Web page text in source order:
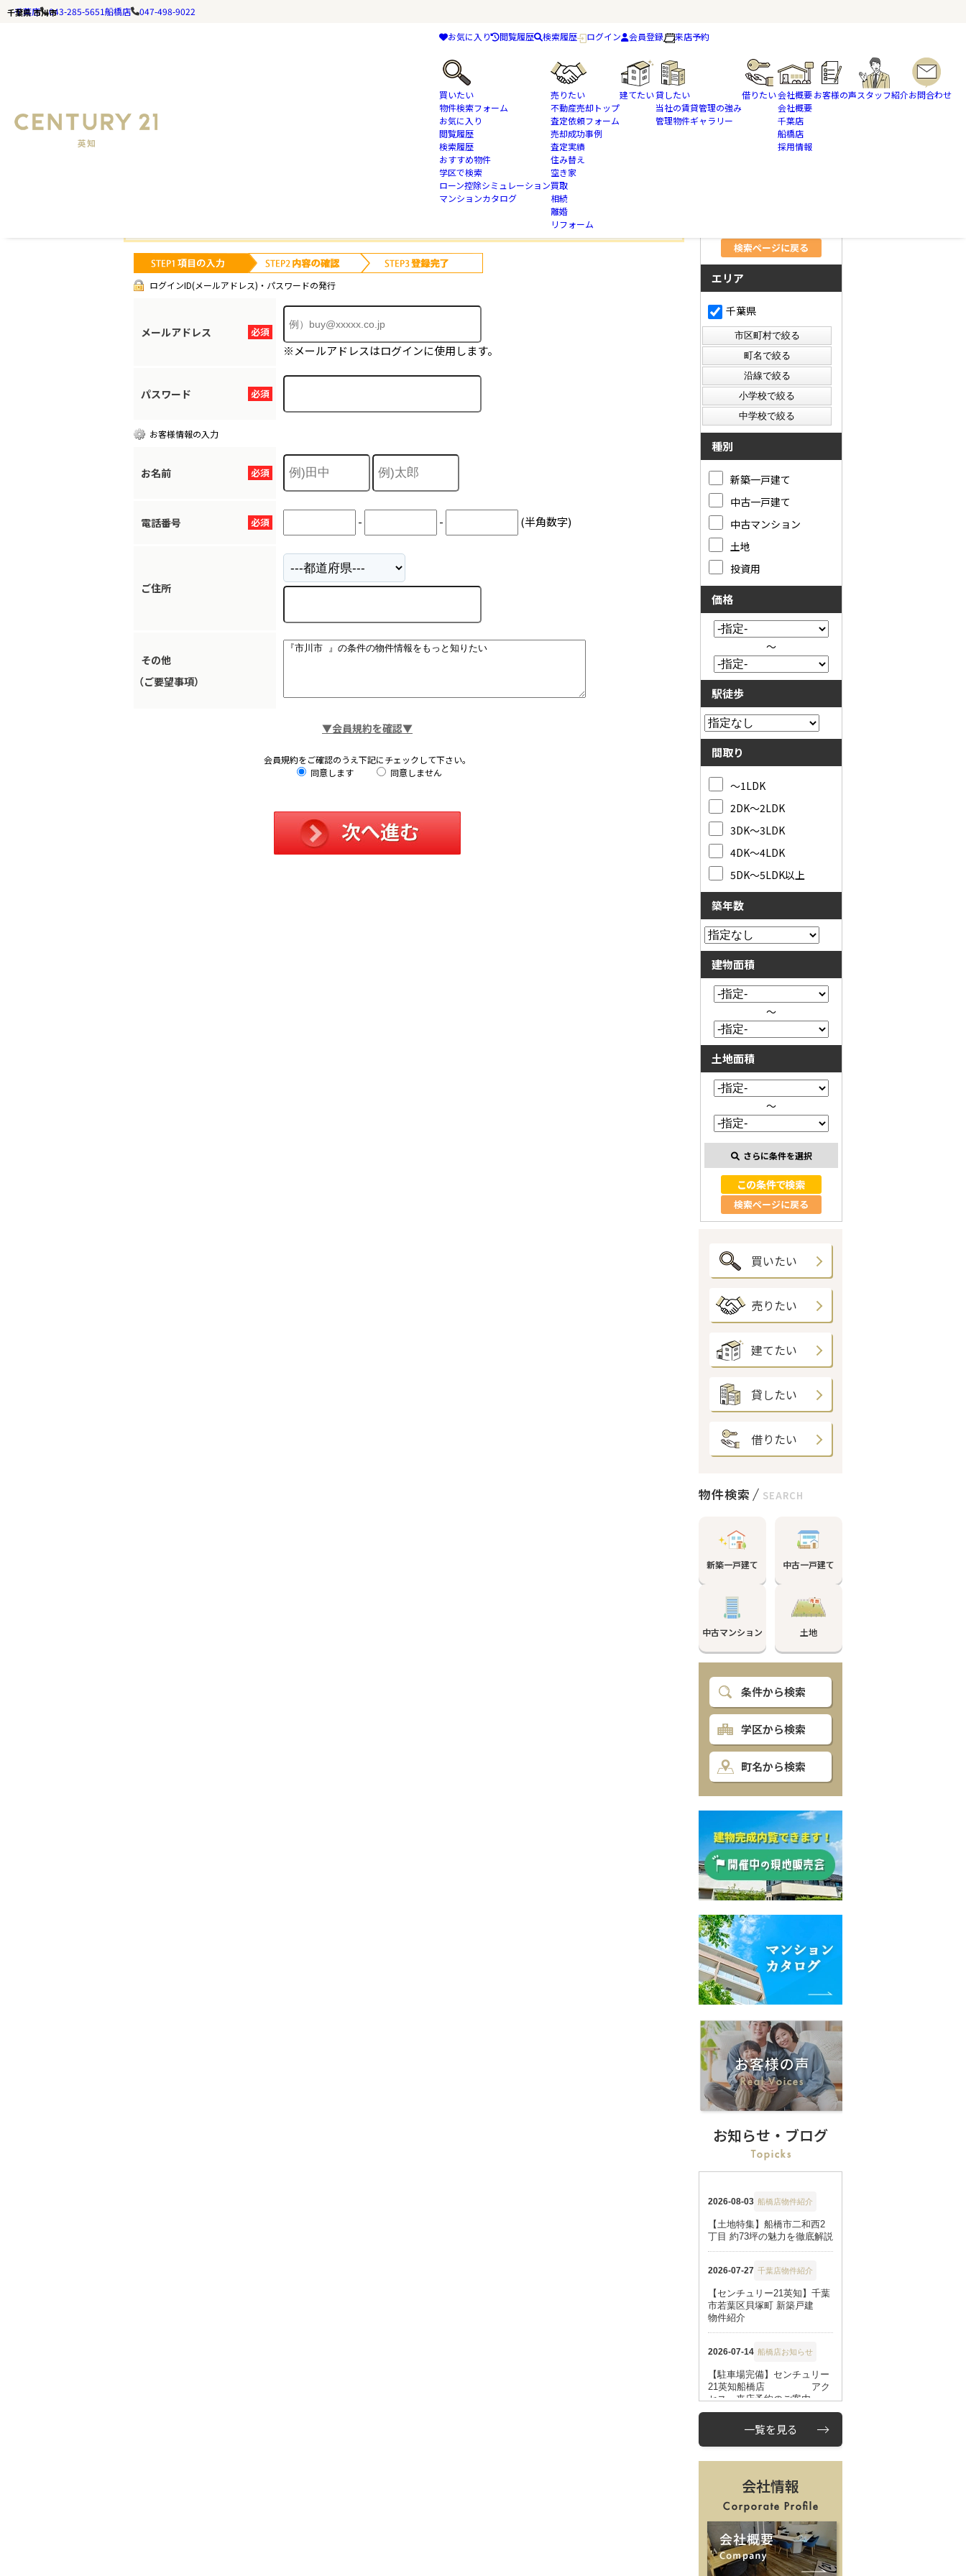
千葉県 市川市
千葉店 043-285-5651船橋店 047-498-9022
お気に入り 閲覧履歴 検索履歴 ログイン 会員登録 来店予約
買いたい
物件検索フォーム
お気に入り
閲覧履歴
検索履歴
おすすめ物件
学区で検索
ローン控除シミュレーション
マンションカタログ
売りたい
不動産売却トップ
査定依頼フォーム
売却成功事例
査定実績
住み替え
空き家
買取
相続
離婚
リフォーム
建てたい貸したい
当社の賃貸管理の強み
管理物件ギャラリー
借りたい会社概要
会社概要
千葉店
船橋店
採用情報
お客様の声スタッフ紹介お問合わせ
千葉県 市川市 の不動産情報一覧
お探しの条件では物件が見つかりませんでした。
ログインID(メールアドレス)・パスワードの発行
必須
メールアドレス
※メールアドレスはログインに使用します。
必須
パスワード
お客様情報の入力
必須
お名前
必須
電話番号 - - (半角数字)
ご住所
その他
（ご要望事項）
▼会員規約を確認▼
会員規約をご確認のうえ下記にチェックして下さい。
同意します
同意しません
検索ページに戻る
エリア
千葉県
種別
新築一戸建て
中古一戸建て
中古マンション
土地
投資用
価格
～
駅徒歩
間取り
～1LDK
2DK～2LDK
3DK～3LDK
4DK～4LDK
5DK～5LDK以上
築年数
建物面積
～
土地面積
～
さらに条件を選択
検索ページに戻る
買いたい
売りたい
建てたい
貸したい
借りたい
物件検索 SEARCH
新築一戸建て 中古一戸建て
中古マンション 土地
条件から検索
学区から検索
町名から検索
お知らせ・ブログ
一覧を見る
会社情報